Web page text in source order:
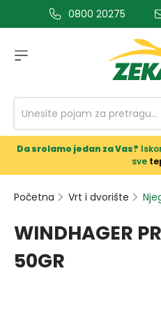
glavni sadržaj0800 20275
Da srolamo jedan za Vas?
sve
Početna Vrt i dvorište
WINDHAGER
50GR